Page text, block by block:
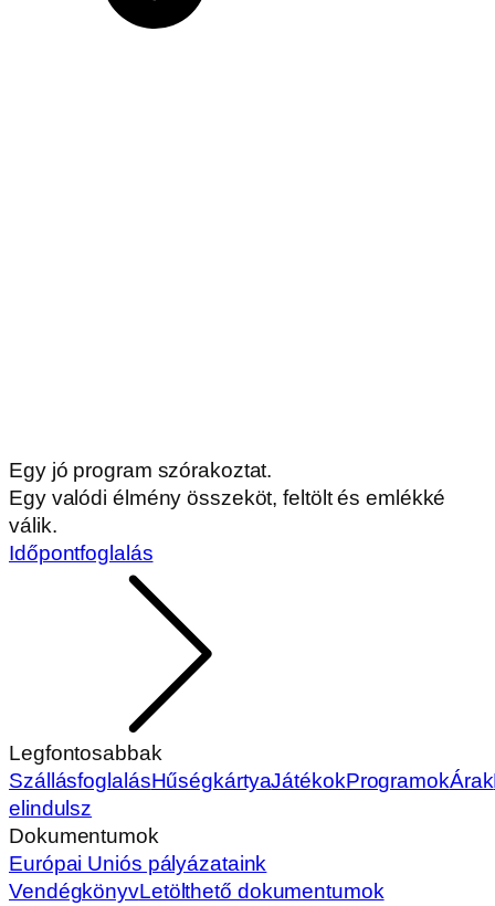
Egy jó program szórakoztat.
Egy valódi élmény összeköt, feltölt és emlékké
válik.
Időpontfoglalás
Legfontosabbak
SzállásfoglalásHűségkártyaJátékokProgramokÁrak
elindulsz
Dokumentumok
Európai Uniós pályázataink
VendégkönyvLetölthető dokumentumok